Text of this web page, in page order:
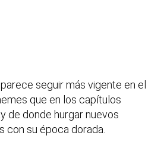
seguir más vigente en el
que en los capítulos
de donde hurgar nuevos
con su época dorada.